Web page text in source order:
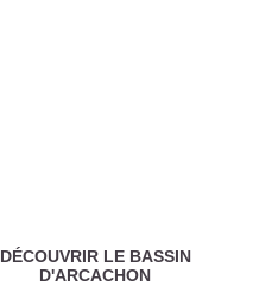
DÉCOUVRIR LE BASSIN
D'ARCACHON